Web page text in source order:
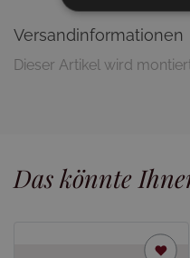
Versandinformationen
Dieser Artikel wird
Das könnte